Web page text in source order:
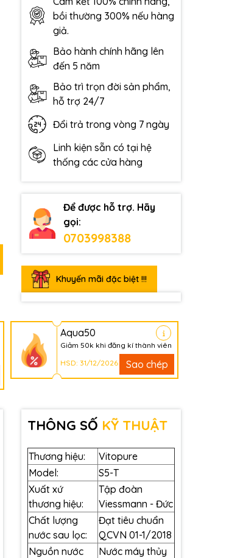
bồi thường 300% nếu hàng
giả.
Bảo hành chính hãng lên
đến 5 năm
Bảo trì trọn đời sản phẩm,
hỗ trợ 24/7
Đổi trả trong vòng 7 ngày
Linh kiện sẵn có tại hệ
thống các cửa hàng
Để được hỗ trợ. Hãy
gọi:
0703998388
Khuyến mãi đặc biệt !!!
Aqua50
Giảm 50k khi đăng kí thành viên
HSD: 31/12/2026
Sao chép
THÔNG SỐ KỸ THUẬT
Thương hiệu:
Vitopure
Model:
S5-T
Xuất xứ
thương hiệu:
Tập đoàn
Viessmann - Đức
Chất lượng
nước sau lọc:
Đạt tiêu chuẩn
QCVN 01-1/2018
Nguồn nước
Nước máy thủy